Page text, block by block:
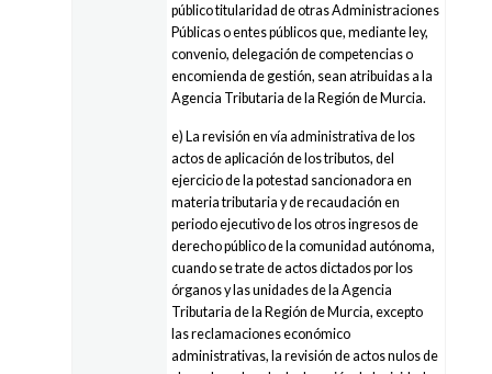
público titularidad de otras Administraciones
Públicas o entes públicos que, mediante ley,
convenio, delegación de competencias o
encomienda de gestión, sean atribuidas a la
Agencia Tributaria de la Región de Murcia.
e) La revisión en vía administrativa de los
actos de aplicación de los tributos, del
ejercicio de la potestad sancionadora en
materia tributaria y de recaudación en
periodo ejecutivo de los otros ingresos de
derecho público de la comunidad autónoma,
cuando se trate de actos dictados por los
órganos y las unidades de la Agencia
Tributaria de la Región de Murcia, excepto
las reclamaciones económico
administrativas, la revisión de actos nulos de